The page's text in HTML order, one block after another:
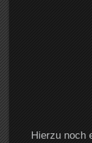
Hierzu noch